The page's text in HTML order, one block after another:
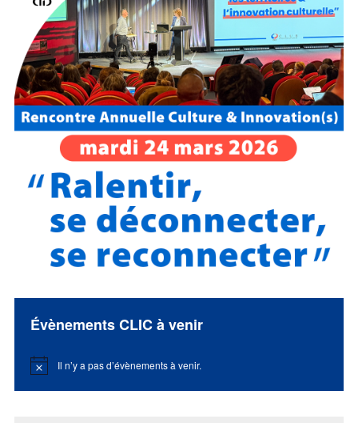
Évènements CLIC à venir
Notice Il n’y a pas d’évènements à venir.